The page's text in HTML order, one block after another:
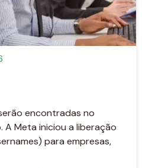
encontradas no
Meta iniciou a liberação
para empresas,